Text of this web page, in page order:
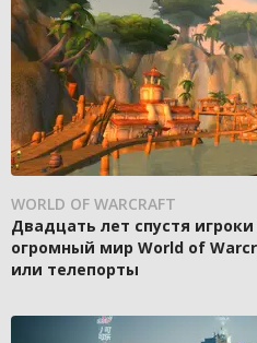
WORLD OF WARCRAFT
Двадцать лет спустя
огромный мир World of
или телепорты